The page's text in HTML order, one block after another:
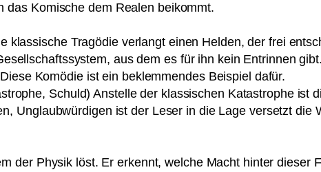
das Komische dem Realen beikommt.
Tragödie verlangt einen Helden, der frei
aus dem es für ihn kein Entrinnen
Komödie ist ein beklemmendes Beispiel dafür.
Schuld) Anstelle der klassischen Katastrophe ist
Unglaubwürdigen ist der Leser in die Lage versetzt die
der Physik löst. Er erkennt, welche Macht hinter dieser